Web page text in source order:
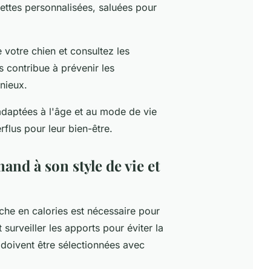
personnalisées, saluées pour
votre chien et consultez les
contribue à prévenir les
à l'âge et au mode de vie
pour leur bien-être.
à son style de vie et
en calories est nécessaire pour
les apports pour éviter la
être sélectionnées avec